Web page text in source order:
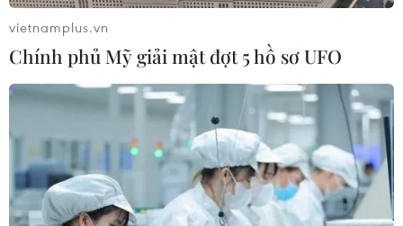
Hà Nam
19/07/2026 09:00
Lễ hội Giáng sinh tháng Bảy
tại The Rocks: Mùa Đông tuyết rơi ở
Xứ sở Chuột túi
18/07/2026 09:12
vietnamplus.vn
Chính phủ Mỹ giải mật đợt 5 hồ sơ UFO